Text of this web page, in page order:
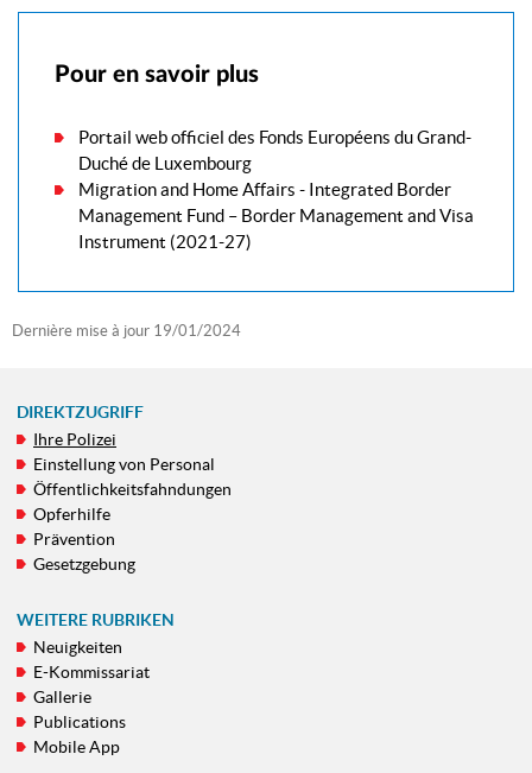
Pour en savoir plus
Portail web officiel des Fonds Européens du Grand-
Duché de Luxembourg
Migration and Home Affairs - Integrated Border
Management Fund – Border Management and Visa
Instrument (2021-27)
Dernière mise à jour 19/01/2024
NAVIGATIONSMENÜ
DIREKTZUGRIFF
Ihre Polizei
Einstellung von Personal
Öffentlichkeitsfahndungen
Opferhilfe
Prävention
Gesetzgebung
WEITERE RUBRIKEN
Neuigkeiten
E-Kommissariat
Gallerie
Publications
Mobile App